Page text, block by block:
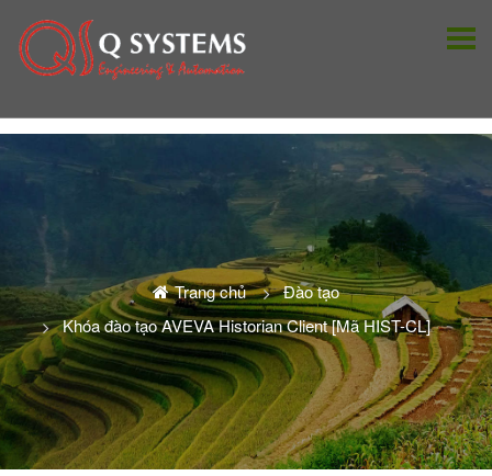
Trang chủ
Đào tạo
Khóa đào tạo AVEVA Historian Client [Mã HIST-CL]